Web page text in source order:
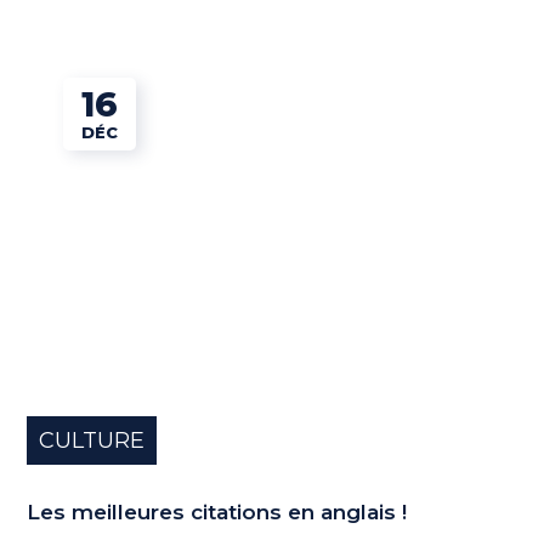
16
DÉC
CULTURE
Les meilleures citations en anglais !